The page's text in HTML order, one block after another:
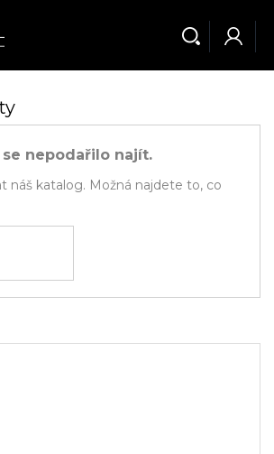
nepodařilo najít.
náš katalog. Možná najdete to, co